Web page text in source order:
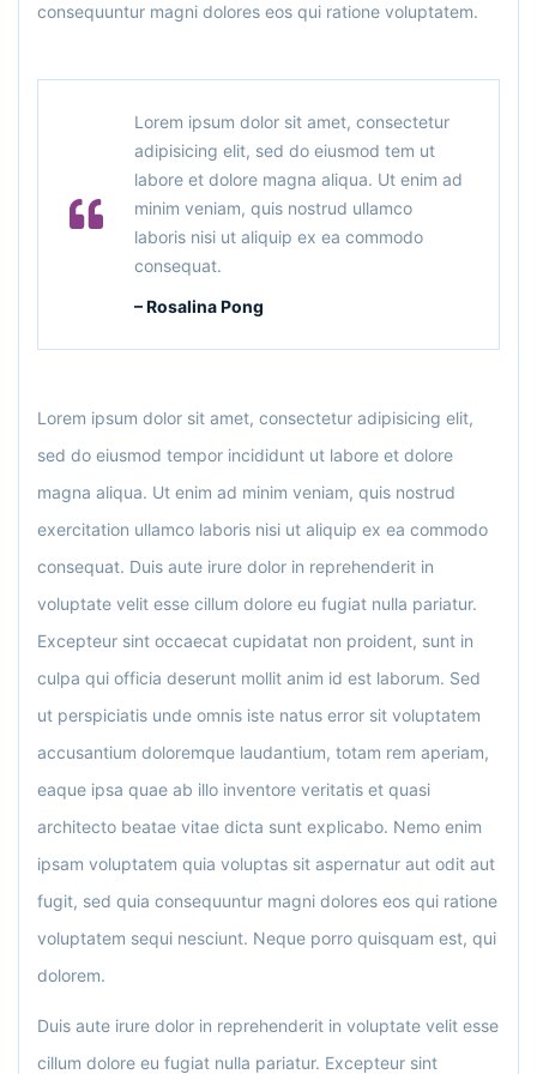
consequuntur magni dolores eos qui ratione voluptatem.
Lorem ipsum dolor sit amet, consectetur
adipisicing elit, sed do eiusmod tem ut
labore et dolore magna aliqua. Ut enim ad
minim veniam, quis nostrud ullamco
laboris nisi ut aliquip ex ea commodo
consequat.
– Rosalina Pong
Lorem ipsum dolor sit amet, consectetur adipisicing elit,
sed do eiusmod tempor incididunt ut labore et dolore
magna aliqua. Ut enim ad minim veniam, quis nostrud
exercitation ullamco laboris nisi ut aliquip ex ea commodo
consequat. Duis aute irure dolor in reprehenderit in
voluptate velit esse cillum dolore eu fugiat nulla pariatur.
Excepteur sint occaecat cupidatat non proident, sunt in
culpa qui officia deserunt mollit anim id est laborum. Sed
ut perspiciatis unde omnis iste natus error sit voluptatem
accusantium doloremque laudantium, totam rem aperiam,
eaque ipsa quae ab illo inventore veritatis et quasi
architecto beatae vitae dicta sunt explicabo. Nemo enim
ipsam voluptatem quia voluptas sit aspernatur aut odit aut
fugit, sed quia consequuntur magni dolores eos qui ratione
voluptatem sequi nesciunt. Neque porro quisquam est, qui
dolorem.
Duis aute irure dolor in reprehenderit in voluptate velit esse
cillum dolore eu fugiat nulla pariatur. Excepteur sint